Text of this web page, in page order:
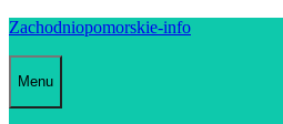
Skip
Zachodniopomorskie-info
Menu